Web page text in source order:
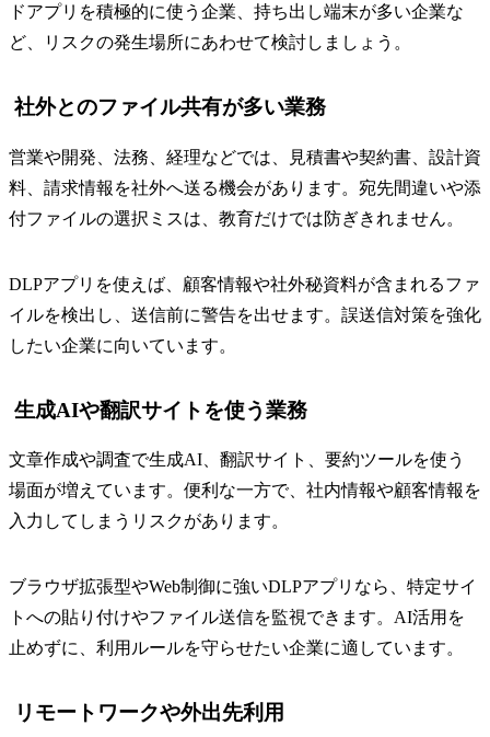
ドアプリを積極的に使う企業、持ち出し端末が多い企業な
ど、リスクの発生場所にあわせて検討しましょう。
社外とのファイル共有が多い業務
営業や開発、法務、経理などでは、見積書や契約書、設計資
料、請求情報を社外へ送る機会があります。宛先間違いや添
付ファイルの選択ミスは、教育だけでは防ぎきれません。
DLPアプリを使えば、顧客情報や社外秘資料が含まれるファ
イルを検出し、送信前に警告を出せます。誤送信対策を強化
したい企業に向いています。
生成AIや翻訳サイトを使う業務
文章作成や調査で生成AI、翻訳サイト、要約ツールを使う
場面が増えています。便利な一方で、社内情報や顧客情報を
入力してしまうリスクがあります。
ブラウザ拡張型やWeb制御に強いDLPアプリなら、特定サイ
トへの貼り付けやファイル送信を監視できます。AI活用を
止めずに、利用ルールを守らせたい企業に適しています。
リモートワークや外出先利用